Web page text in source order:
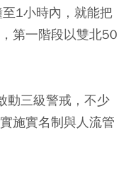
1小時內，就能把
第一階段以雙北50
動三級警戒，不少
施實名制與人流管